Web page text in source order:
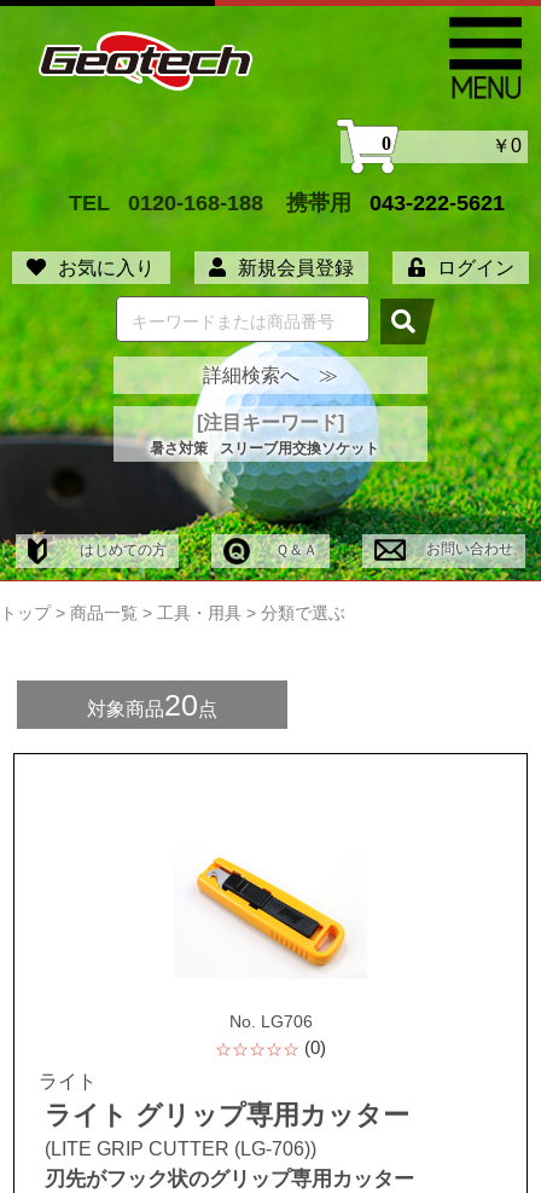
TEL 0120-168-188 携帯用 043-222-5621
お気に入り 新規会員登録 ログイン
0 ￥0
詳細検索へ ≫
[注目キーワード]
暑さ対策 スリーブ用交換ソケット
はじめての方 Ｑ＆Ａ お問い合わせ
トップ > 商品一覧 > 工具・用具 > 分類で選ぶ
対象商品20点
No. LG706
☆☆☆☆☆ (0)
ライト
ライト グリップ専用カッター
(LITE GRIP CUTTER (LG-706))
刃先がフック状のグリップ専用カッター